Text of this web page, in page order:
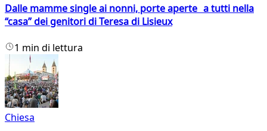
Dalle mamme single ai nonni, porte aperte a tutti nella
“casa” dei genitori di Teresa di Lisieux
1 min di lettura
Chiesa